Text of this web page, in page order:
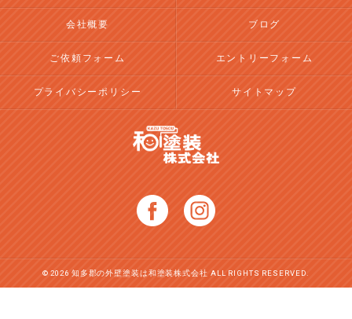
会社概要 ブログ
ご依頼フォーム エントリーフォーム
プライバシーポリシー サイトマップ
© 2026 知多郡の外壁塗装は和塗装株式会社 ALL RIGHTS RESERVED.